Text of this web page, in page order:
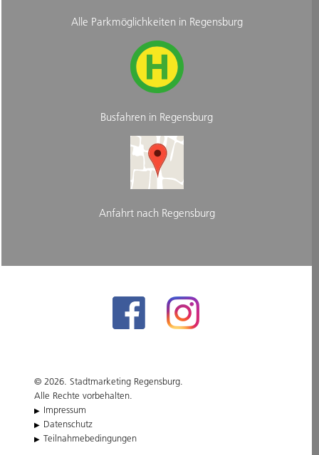
Alle Parkmöglichkeiten in Regensburg
Busfahren in Regensburg
Anfahrt nach Regensburg
© 2026. Stadtmarketing Regensburg.
Alle Rechte vorbehalten.
Impressum
Datenschutz
Teilnahmebedingungen